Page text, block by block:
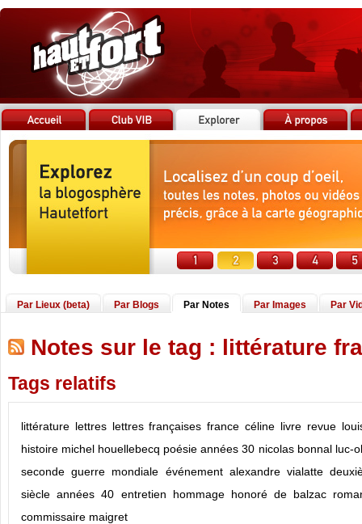
Par Lieux (beta) Par Blogs Par Notes Par Images Par
Notes sur le tag : littérature
Tags relatifs
littérature lettres lettres françaises france céline livre revue
histoire michel houellebecq poésie années 30 nicolas bonnal luc-
seconde guerre mondiale événement alexandre vialatte
siècle années 40 entretien hommage honoré de balzac
commissaire maigret